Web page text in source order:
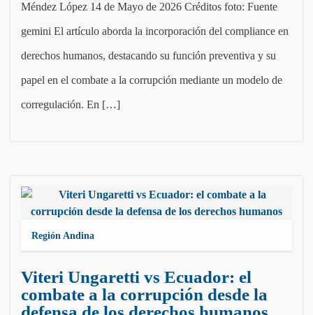
Méndez López 14 de Mayo de 2026 Créditos foto: Fuente
gemini El artículo aborda la incorporación del compliance en
derechos humanos, destacando su función preventiva y su
papel en el combate a la corrupción mediante un modelo de
corregulación. En […]
Región Andina
Viteri Ungaretti vs Ecuador: el
combate a la corrupción desde la